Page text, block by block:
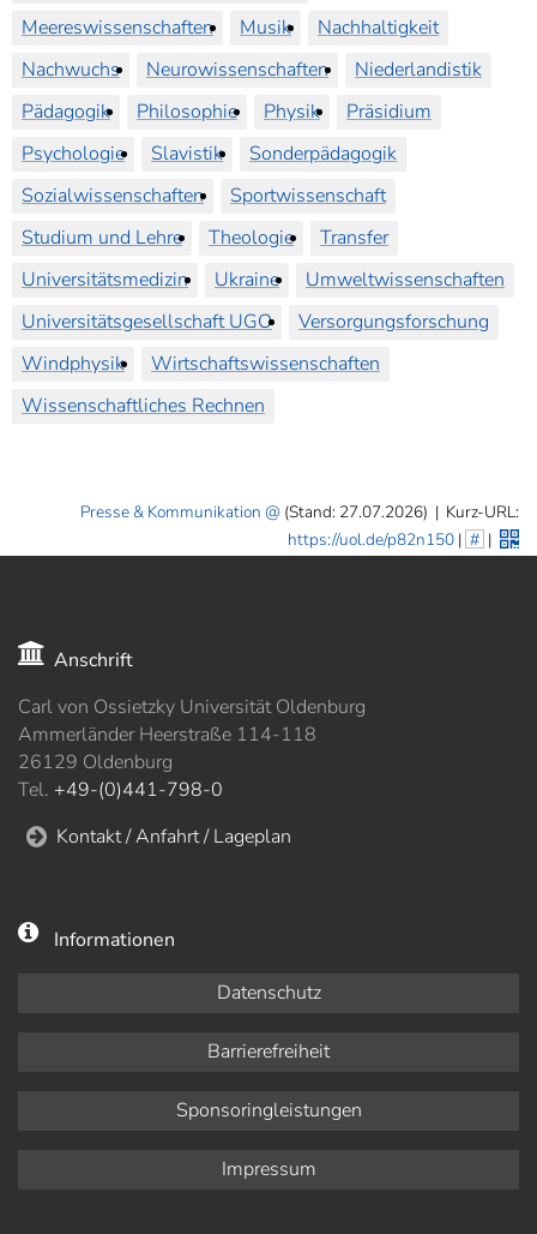
Meereswissenschaften
Musik
Nachhaltigkeit
Nachwuchs
Neurowissenschaften
Niederlandistik
Pädagogik
Philosophie Physik
Präsidium
Psychologie
Slavistik
Sonderpädagogik
Sozialwissenschaften
Sportwissenschaft
Studium und Lehre
Theologie
Transfer
Universitätsmedizin
Ukraine
Umweltwissenschaften
Universitätsgesellschaft UGO
Versorgungsforschung
Windphysik
Wirtschaftswissenschaften
Wissenschaftliches Rechnen
Presse & Kommunikation (Stand: 27.07.2026) | Kurz-URL:
https://uol.de/p82n150| # |
Anschrift
Carl von Ossietzky Universität Oldenburg
Ammerländer Heerstraße 114-118
26129 Oldenburg
Tel. +49-(0)441-798-0
Kontakt / Anfahrt / Lageplan
Informationen
Datenschutz
Barrierefreiheit
Sponsoringleistungen
Impressum